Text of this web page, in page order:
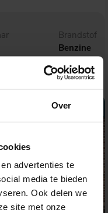
Over
advertenties te
media te bieden
Ook delen we
site met onze
Brandstof
Benzine